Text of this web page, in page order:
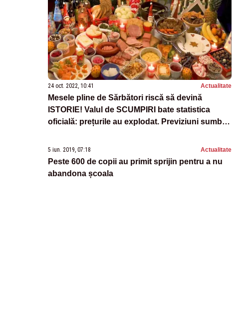
24 oct. 2022, 10:41 Actualitate
Mesele pline de Sărbători riscă să devină
ISTORIE! Valul de SCUMPIRI bate statistica
oficială: prețurile au explodat. Previziuni sumbre
5 iun. 2019, 07:18 Actualitate
Peste 600 de copii au primit sprijin pentru a nu
abandona școala